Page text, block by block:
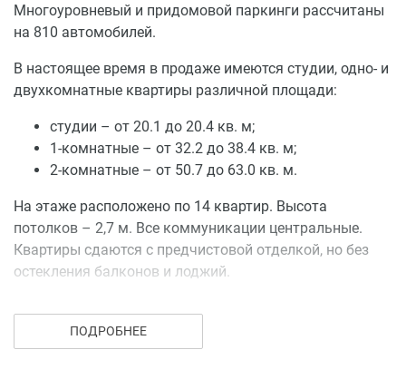
Многоуровневый и придомовой паркинги рассчитаны
на 810 автомобилей.
В настоящее время в продаже имеются студии, одно- и
двухкомнатные квартиры различной площади:
студии – от 20.1 до 20.4 кв. м;
1-комнатные – от 32.2 до 38.4 кв. м;
2-комнатные – от 50.7 до 63.0 кв. м.
На этаже расположено по 14 квартир. Высота
потолков – 2,7 м. Все коммуникации центральные.
Квартиры сдаются с предчистовой отделкой, но без
остекления балконов и лоджий.
наличный и безналичный расчет, по ипотеке, в
рассрочку, а также с помощью средств материнского
ПОДРОБНЕЕ